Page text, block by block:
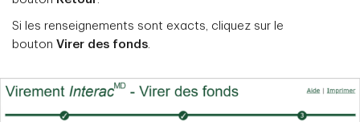
Si les renseignements sont exacts, cliquez sur le
bouton Virer des fonds.